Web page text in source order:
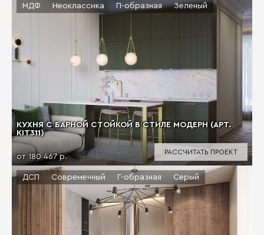
КУХНЯ С БАРНОЙ СТОЙКОЙ В СТИЛЕ МОДЕРН (АРТ.
KIT311)
от 180 467 р.
МДФ Неоклассика П-образная Зеленый
РАССЧИТАТЬ ПРОЕКТ
ДСП Современный Г-образная Серый